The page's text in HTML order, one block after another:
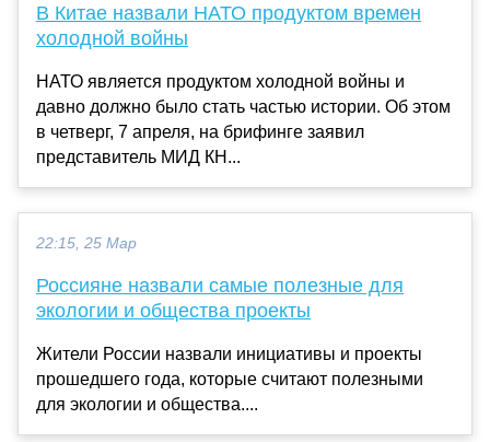
В Китае назвали НАТО продуктом времен
холодной войны
НАТО является продуктом холодной войны и
давно должно было стать частью истории. Об этом
в четверг, 7 апреля, на брифинге заявил
представитель МИД КН...
22:15, 25 Мар
Россияне назвали самые полезные для
экологии и общества проекты
Жители России назвали инициативы и проекты
прошедшего года, которые считают полезными
для экологии и общества....